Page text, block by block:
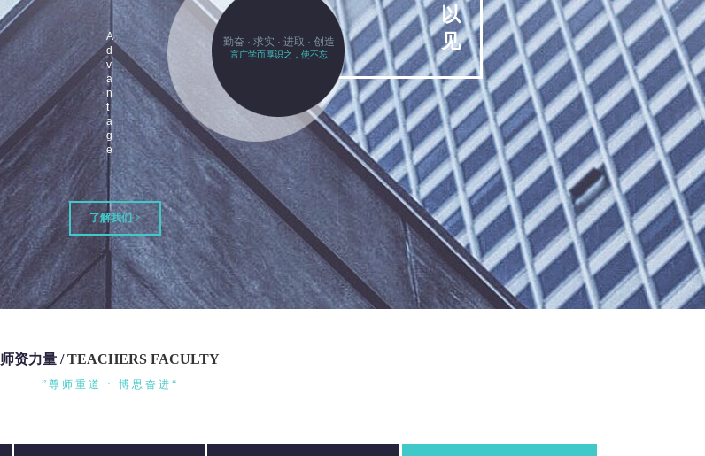
以
见
A
d
v
a
n
t
a
g
e
勤奋 · 求实 · 进取 · 创造
言广学而厚识之，使不忘
了解我们 >
师资力量 / TEACHERS FACULTY
”尊师重道 · 博思奋进“